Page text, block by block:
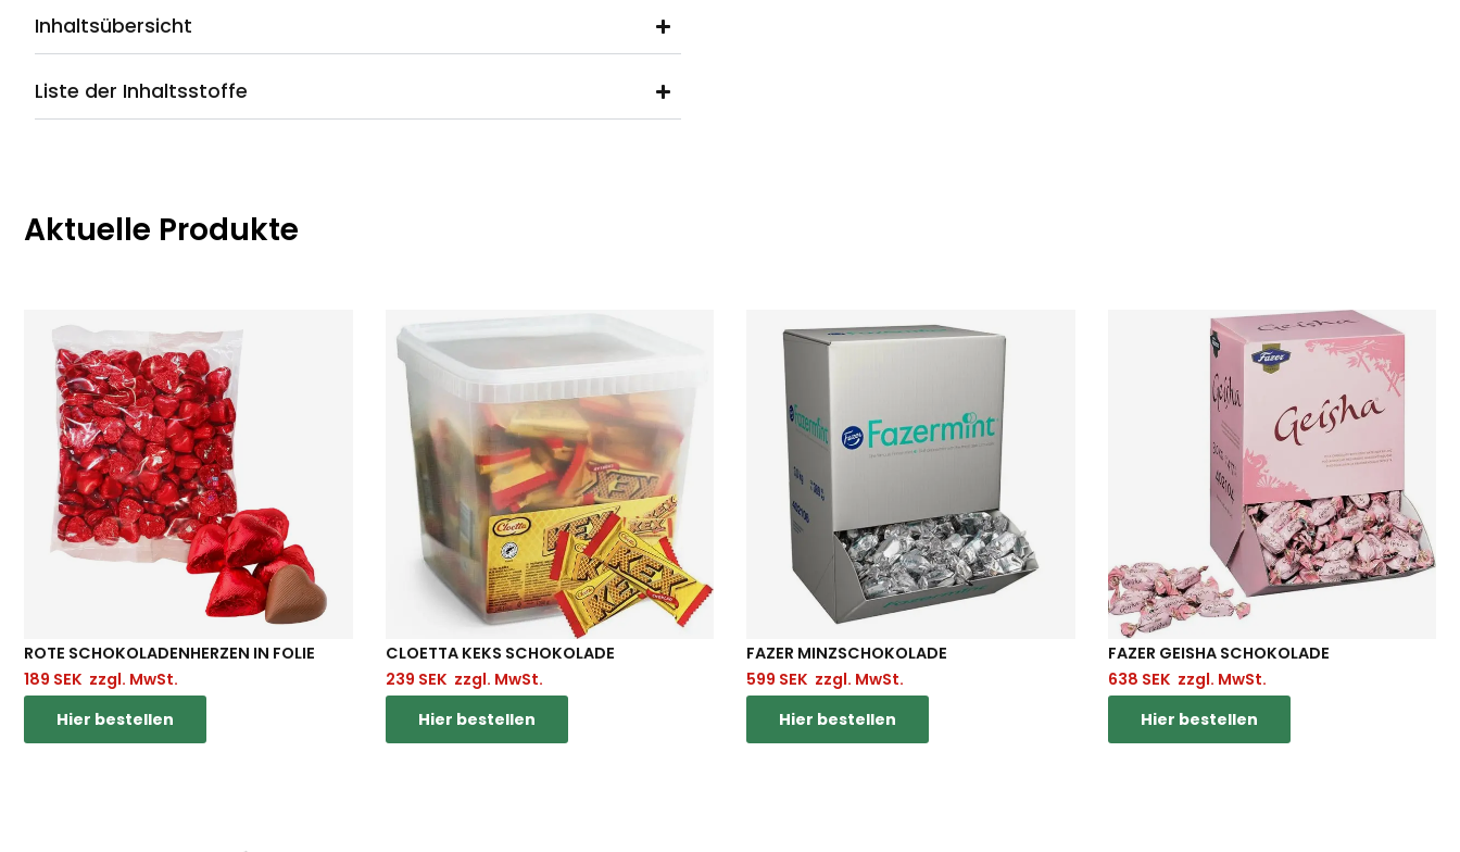
Inhaltsübersicht
Liste der Inhaltsstoffe
Aktuelle Produkte
ROTE SCHOKOLADENHERZEN IN FOLIE
189 SEK zzgl. MwSt.
Hier bestellen
CLOETTA KEKS SCHOKOLADE
239 SEK zzgl. MwSt.
Hier bestellen
FAZER MINZSCHOKOLADE
599 SEK zzgl. MwSt.
Hier bestellen
FAZER GEISHA SCHOKOLADE
638 SEK zzgl. MwSt.
Hier bestellen